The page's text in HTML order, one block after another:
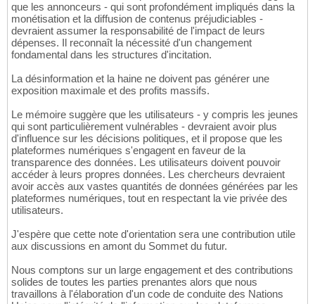
que les annonceurs - qui sont profondément impliqués dans la
monétisation et la diffusion de contenus préjudiciables -
devraient assumer la responsabilité de l'impact de leurs
dépenses. Il reconnaît la nécessité d'un changement
fondamental dans les structures d'incitation.
La désinformation et la haine ne doivent pas générer une
exposition maximale et des profits massifs.
Le mémoire suggère que les utilisateurs - y compris les jeunes
qui sont particulièrement vulnérables - devraient avoir plus
d'influence sur les décisions politiques, et il propose que les
plateformes numériques s'engagent en faveur de la
transparence des données. Les utilisateurs doivent pouvoir
accéder à leurs propres données. Les chercheurs devraient
avoir accès aux vastes quantités de données générées par les
plateformes numériques, tout en respectant la vie privée des
utilisateurs.
J'espère que cette note d'orientation sera une contribution utile
aux discussions en amont du Sommet du futur.
Nous comptons sur un large engagement et des contributions
solides de toutes les parties prenantes alors que nous
travaillons à l'élaboration d'un code de conduite des Nations